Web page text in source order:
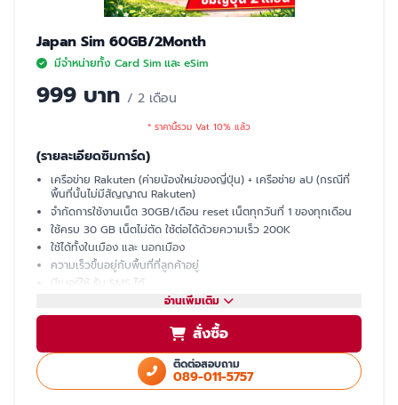
Japan Sim 60GB/2Month
มีจำหน่ายทั้ง Card Sim และ eSim
999 บาท / 2 เดือน
* ราคานี้รวม Vat 10% แล้ว
(รายละเอียดซิมการ์ด)
เครือข่าย Rakuten (ค่ายน้องใหม่ของญี่ปุ่น) + เครือช่าย aU (กรณีที่
พื้นที่นั้นไม่มีสัญญาณ Rakuten)
จำกัดการใช้งานเน็ต 30GB/เดือน reset เน็ตทุกวันที่ 1 ของทุกเดือน
ใช้ครบ 30 GB เน็ตไม่ตัด ใช้ต่อได้ด้วยความเร็ว 200K
ใช้ได้ทั้งในเมือง และ นอกเมือง
ความเร็วขึ้นอยู่กับพื้นที่ที่ลูกค้าอยู่
มีเบอร์ให้ รับ SMS ได้
โทรเข้า-ออก ไม่ได้ ต้องโทรผ่าน LINE
แชร์ hotspot ไม่ได้
บริการหลังการขายโดย ทีมงานคนไทย
อ่านเพิ่มเติม
สั่งซื้อ
ติดต่อสอบถาม
089-011-5757